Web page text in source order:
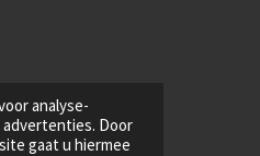
analyse-
Door
gaat u hiermee